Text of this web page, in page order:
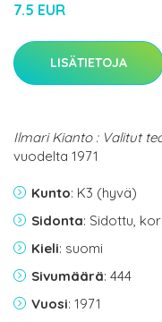
7.5 EUR
LISÄTIETOJA
Ilmari Kianto : Valitut
vuodelta 1971
Kunto: K3 (hyvä)
Sidonta: Sidottu,
Kieli: suomi
Sivumäärä: 444
Vuosi: 1971